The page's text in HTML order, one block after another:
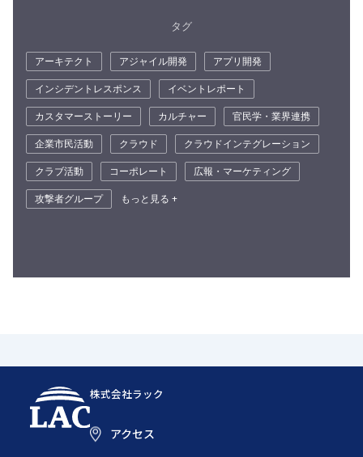
タグ
アーキテクト アジャイル開発
アプリ開発
インシデントレスポンス
イベントレポート
カスタマーストーリー
カルチャー
官民学・業界連携
企業市民活動
クラウド
クラウドインテグレーション
クラブ活動
コーポレート
広報・マーケティング
攻撃者グループ
もっと見る +
株式会社ラック
アクセス